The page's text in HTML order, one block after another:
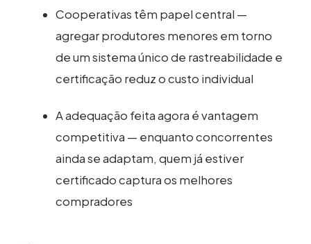
Cooperativas têm papel central —
agregar produtores menores em torno
de um sistema único de rastreabilidade e
certificação reduz o custo individual
A adequação feita agora é vantagem
competitiva — enquanto concorrentes
ainda se adaptam, quem já estiver
certificado captura os melhores
compradores